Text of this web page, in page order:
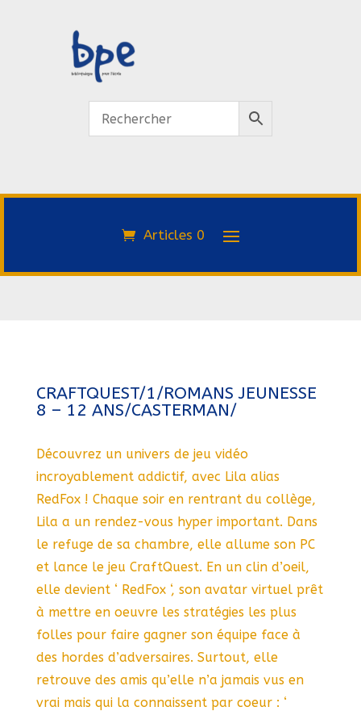
Articles 0
CRAFTQUEST/1/ROMANS JEUNESSE
8 – 12 ANS/CASTERMAN/
Découvrez un univers de jeu vidéo
incroyablement addictif, avec Lila alias
RedFox ! Chaque soir en rentrant du collège,
Lila a un rendez-vous hyper important. Dans
le refuge de sa chambre, elle allume son PC
et lance le jeu CraftQuest. En un clin d’oeil,
elle devient ‘ RedFox ‘, son avatar virtuel prêt
à mettre en oeuvre les stratégies les plus
folles pour faire gagner son équipe face à
des hordes d’adversaires. Surtout, elle
retrouve des amis qu’elle n’a jamais vus en
vrai mais qui la connaissent par coeur : ‘